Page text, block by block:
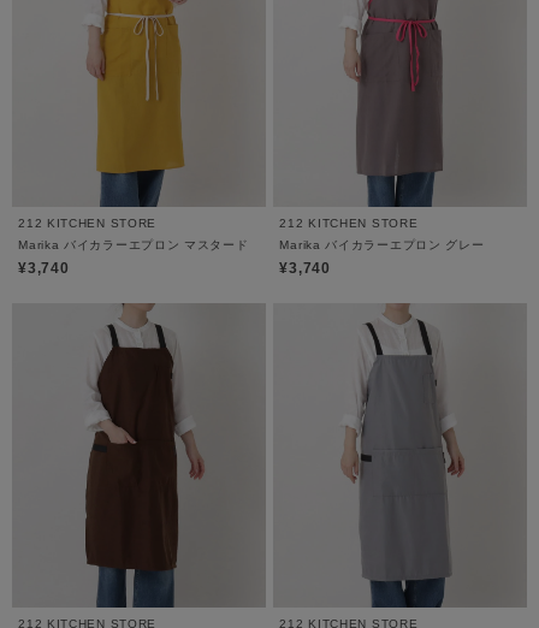
212 KITCHEN STORE
Marika バイカラーエプロン マスタード
¥3,740
212 KITCHEN STORE
Marika バイカラーエプロン グレー
¥3,740
212 KITCHEN STORE 212 KITCHEN STORE